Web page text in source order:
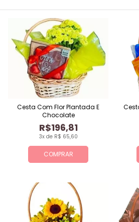
COMPRAR
3x de R$ 65,60
R$196,81
Cesta Com Flor Plantada E
Chocolate